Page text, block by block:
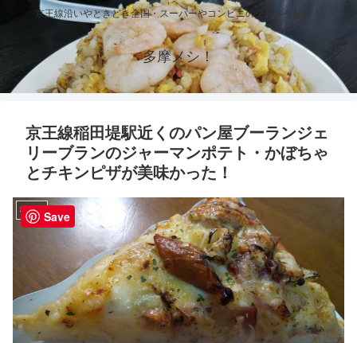
京王線沿いやときどき全国・スーパーやコンビニのグルメを紹介！
多摩メシ！
京王線稲田堤駅近くのパン屋ブーランジェ
リーブランのジャーマンポテト・かぼちゃ
とチキンピザが美味かった！
稲田堤 Save